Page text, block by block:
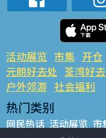
活动展览 市集 开仓
元朗好去处 荃湾好
户外郊游 社会福利
热门类别
网民热话 活动展览 市